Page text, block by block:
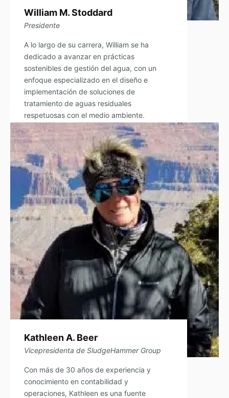
William M. Stoddard
Presidente
A lo largo de su carrera, William se ha
dedicado a avanzar en prácticas
sostenibles de gestión del agua, con un
enfoque especializado en el diseño e
implementación de soluciones de
tratamiento de aguas residuales
respetuosas con el medio ambiente.
Leer Biografía
Kathleen A. Beer
Vicepresidenta de SludgeHammer Group
Con más de 30 años de experiencia y
conocimiento en contabilidad y
operaciones, Kathleen es una fuente